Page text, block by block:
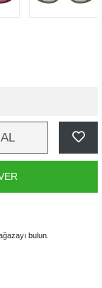
bulun.